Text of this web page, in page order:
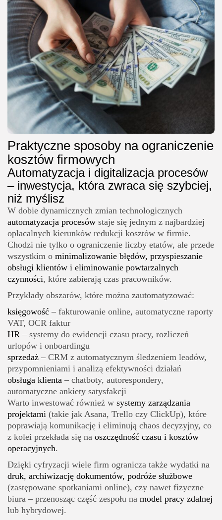
Praktyczne sposoby na ograniczenie
kosztów firmowych
Automatyzacja i digitalizacja procesów
– inwestycja, która zwraca się szybciej,
niż myślisz
W dobie dynamicznych zmian technologicznych
automatyzacja procesów staje się jednym z najbardziej
opłacalnych kierunków redukcji kosztów w firmie.
Chodzi nie tylko o ograniczenie liczby etatów, ale przede
wszystkim o minimalizowanie błędów, przyspieszanie
obsługi klientów i eliminowanie powtarzalnych
czynności, które zabierają czas pracowników.
Przykłady obszarów, które można zautomatyzować:
księgowość – fakturowanie online, automatyczne raporty
VAT, OCR faktur
HR – systemy do ewidencji czasu pracy, rozliczeń
urlopów i onboardingu
sprzedaż – CRM z automatycznym śledzeniem leadów,
przypomnieniami i analizą efektywności działań
obsługa klienta – chatboty, autorespondery,
automatyczne ankiety satysfakcji
Warto inwestować również w systemy zarządzania
projektami (takie jak Asana, Trello czy ClickUp), które
poprawiają komunikację i eliminują chaos decyzyjny, co
z kolei przekłada się na oszczędność czasu i kosztów
operacyjnych.
Dzięki cyfryzacji wiele firm ogranicza także wydatki na
druk, archiwizację dokumentów, podróże służbowe
(zastępowane spotkaniami online), czy nawet fizyczne
biura – przenosząc część zespołu na model pracy zdalnej
lub hybrydowej.